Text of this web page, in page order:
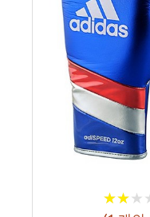
★★★
★★★